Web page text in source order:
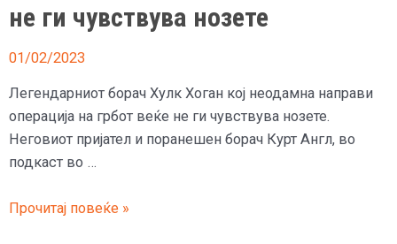
рингот
не ги чувствува нозете
01/02/2023
Легендарниот борач Хулк Хоган кој неодамна направи
операција на грбот веќе не ги чувствува нозете.
Неговиот пријател и поранешен борач Курт Англ, во
подкаст во …
Легендарниот
Прочитај повеќе »